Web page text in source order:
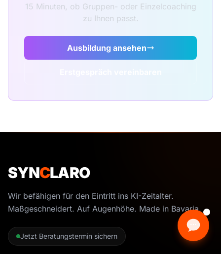
15 Minuten, ob Gruppen- oder Einzelcoaching
zu Ihnen passt.
Ausbildung ansehen
SYNCLARO
Wir befähigen für den Eintritt ins KI-Zeitalter.
Maßgeschneidert. Auf Augenhöhe. Made in Bavaria.
Jetzt Beratungstermin sichern